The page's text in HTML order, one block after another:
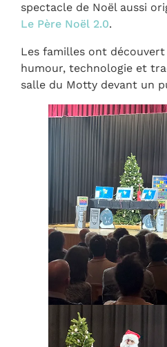
spectacle de Noël aussi
Le Père Noël 2.0.
Les familles ont
humour, technologie et
salle du Motty devant un